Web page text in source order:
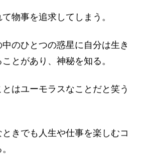
物事を追求してしまう。
のひとつの惑星に自分は生き
とがあり、神秘を知る。
はユーモラスなことだと笑う
きでも人生や仕事を楽しむコ